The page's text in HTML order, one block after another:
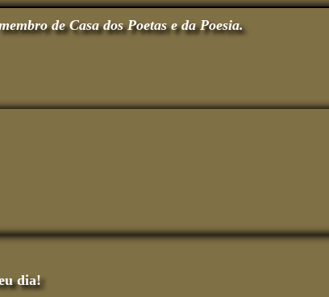
de Casa dos Poetas e da Poesia.
dia!